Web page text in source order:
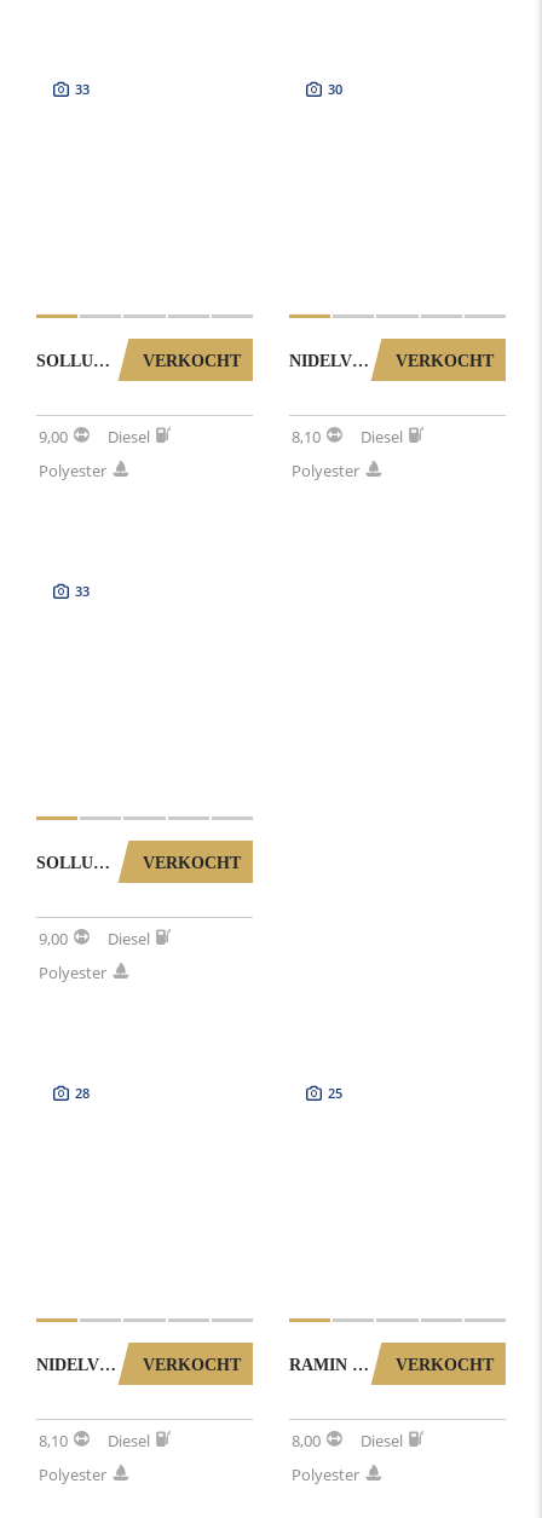
33
VERKOCHT
SOLLUX 850 TC MET BOEGSCHROEF (NOORSE SPITSGATTER) 0042026
9,00
Diesel
Polyester
30
VERKOCHT
NIDELV 26 AC MET BOEGSCHROEF (NOORSE SPITSGATTER) 1902025
8,10
Diesel
Polyester
33
VERKOCHT
SOLLUX 850 (NOORSE SPITSGATTER) 0032026
9,00
Diesel
Polyester
28
VERKOCHT
NIDELV 26 AC (NOORSE SPITSGATTER) 0022026
8,10
Diesel
Polyester
25
VERKOCHT
RAMIN 785 MET BOEGSCHROEF (NOORSE SPITSGATTER) 1002025
8,00
Diesel
Polyester